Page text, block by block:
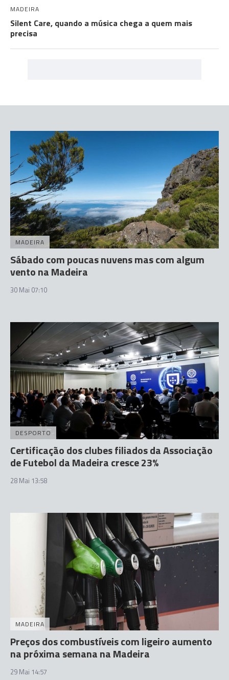
MADEIRA
Silent Care, quando a música chega a quem mais
precisa
MADEIRA
Sábado com poucas nuvens mas com algum
vento na Madeira
30 Mai 07:10
DESPORTO
Certificação dos clubes filiados da Associação
de Futebol da Madeira cresce 23%
28 Mai 13:58
MADEIRA
Preços dos combustíveis com ligeiro aumento
na próxima semana na Madeira
29 Mai 14:57